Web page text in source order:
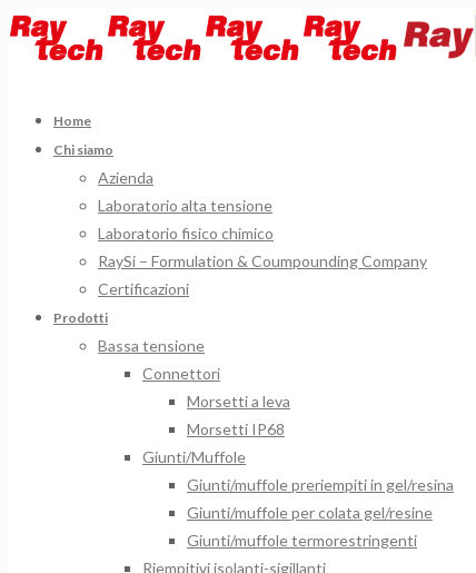
Home
Chi siamo
Azienda
Laboratorio alta tensione
Laboratorio fisico chimico
RaySi – Formulation & Coumpounding Company
Certificazioni
Prodotti
Bassa tensione
Connettori
Morsetti a leva
Morsetti IP68
Giunti/Muffole
Giunti/muffole preriempiti in gel/resina
Giunti/muffole per colata gel/resine
Giunti/muffole termorestringenti
Riempitivi isolanti-sigillanti